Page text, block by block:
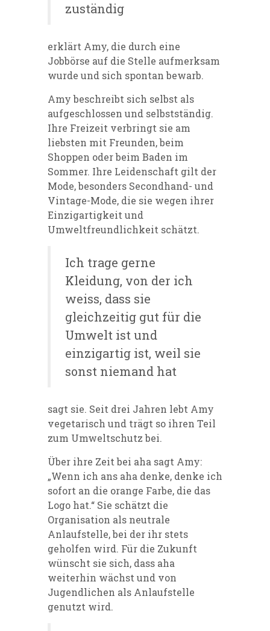
zuständig
erklärt Amy, die durch eine
Jobbörse auf die Stelle aufmerksam
wurde und sich spontan bewarb.
Amy beschreibt sich selbst als
aufgeschlossen und selbstständig.
Ihre Freizeit verbringt sie am
liebsten mit Freunden, beim
Shoppen oder beim Baden im
Sommer. Ihre Leidenschaft gilt der
Mode, besonders Secondhand- und
Vintage-Mode, die sie wegen ihrer
Einzigartigkeit und
Umweltfreundlichkeit schätzt.
Ich trage gerne
Kleidung, von der ich
weiss, dass sie
gleichzeitig gut für die
Umwelt ist und
einzigartig ist, weil sie
sonst niemand hat
sagt sie. Seit drei Jahren lebt Amy
vegetarisch und trägt so ihren Teil
zum Umweltschutz bei.
Über ihre Zeit bei aha sagt Amy:
„Wenn ich ans aha denke, denke ich
sofort an die orange Farbe, die das
Logo hat.“ Sie schätzt die
Organisation als neutrale
Anlaufstelle, bei der ihr stets
geholfen wird. Für die Zukunft
wünscht sie sich, dass aha
weiterhin wächst und von
Jugendlichen als Anlaufstelle
genutzt wird.